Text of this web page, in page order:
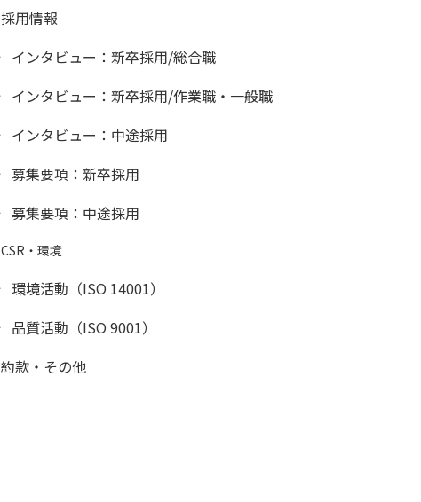
採用情報
インタビュー：新卒採用/総合職
インタビュー：新卒採用/作業職・一般職
インタビュー：中途採用
募集要項：新卒採用
募集要項：中途採用
CSR・環境
環境活動（ISO 14001）
品質活動（ISO 9001）
約款・その他